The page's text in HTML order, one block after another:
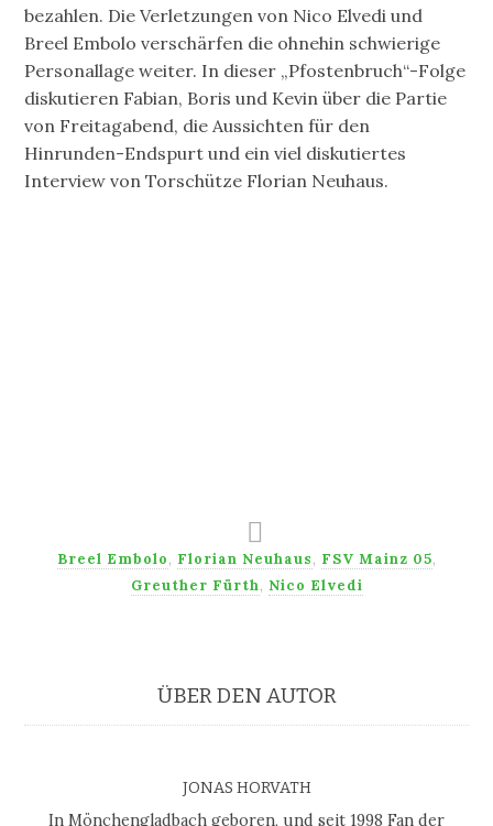
bezahlen. Die Verletzungen von Nico Elvedi und
Breel Embolo verschärfen die ohnehin schwierige
Personallage weiter. In dieser „Pfostenbruch“-Folge
diskutieren Fabian, Boris und Kevin über die Partie
von Freitagabend, die Aussichten für den
Hinrunden-Endspurt und ein viel diskutiertes
Interview von Torschütze Florian Neuhaus.
Breel Embolo, Florian Neuhaus, FSV Mainz 05,
Greuther Fürth, Nico Elvedi
ÜBER DEN AUTOR
JONAS HORVATH
In Mönchengladbach geboren, und seit 1998 Fan der